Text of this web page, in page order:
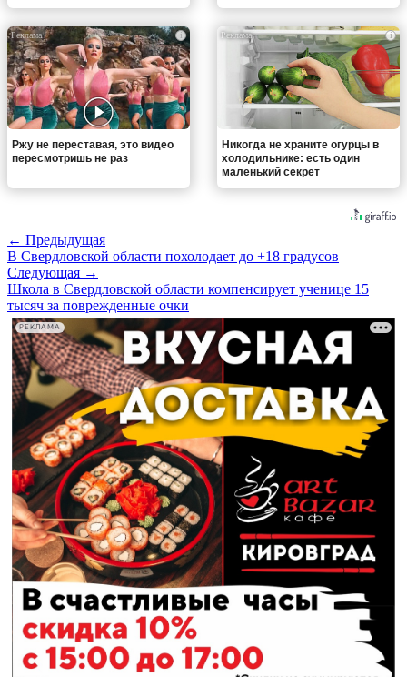
i
Ржу не переставая, это видео
пересмотришь не раз
i
Никогда не храните огурцы в
холодильнике: есть один
маленький секрет
← Предыдущая
В Свердловской области похолодает до +18 градусов
Следующая →
Школа в Свердловской области компенсирует ученице 15
тысяч за поврежденные очки
РЕКЛАМА